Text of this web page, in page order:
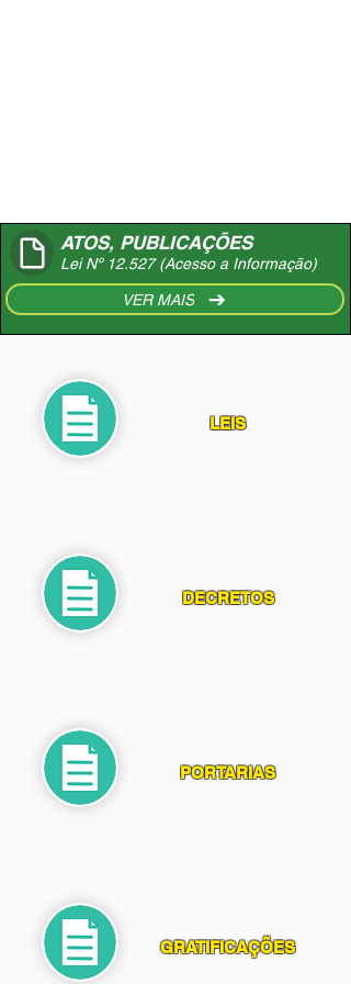
ATOS, PUBLICAÇÕES
Lei Nº 12.527 (Acesso a Informação)
VER MAIS
LEIS
DECRETOS
PORTARIAS
GRATIFICAÇÕES